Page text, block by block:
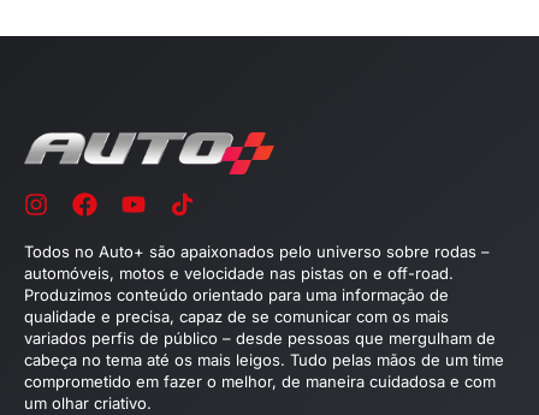
Todos no Auto+ são apaixonados pelo universo sobre rodas –
automóveis, motos e velocidade nas pistas on e off-road.
Produzimos conteúdo orientado para uma informação de
qualidade e precisa, capaz de se comunicar com os mais
variados perfis de público – desde pessoas que mergulham de
cabeça no tema até os mais leigos. Tudo pelas mãos de um time
comprometido em fazer o melhor, de maneira cuidadosa e com
um olhar criativo.